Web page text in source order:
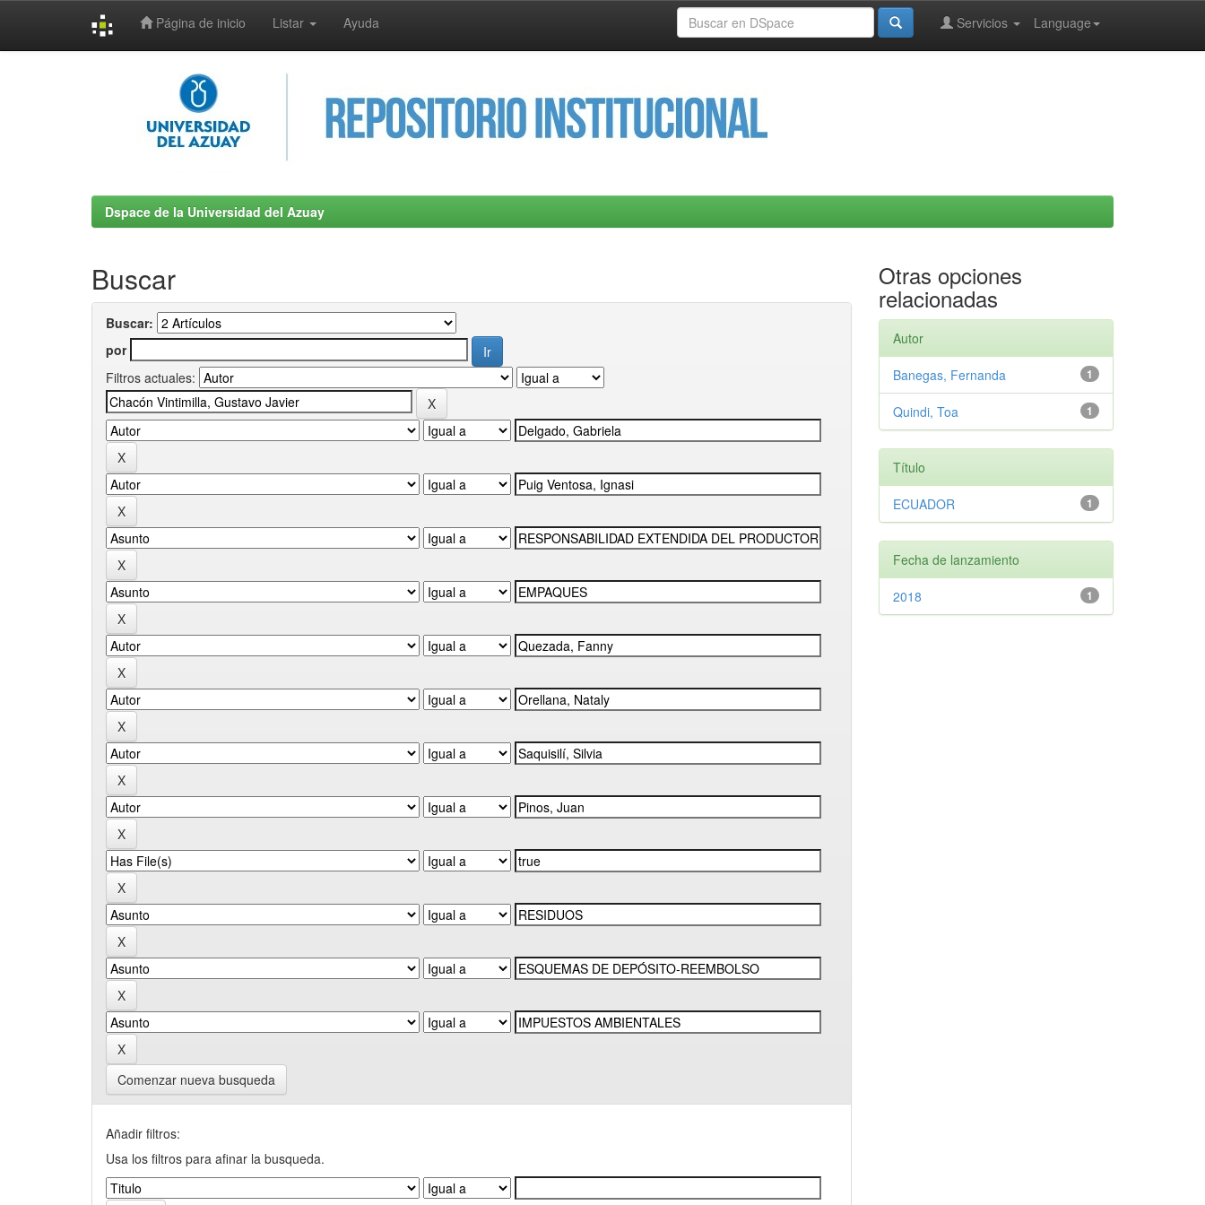
Página de inicio Listar Ayuda Language
Servicios
Dspace de la Universidad del Azuay
Buscar
Buscar:
por
Filtros actuales:
Comenzar nueva busqueda
Añadir filtros:
Usa los filtros para afinar la busqueda.
Otras opciones
relacionadas
Autor
1
Banegas, Fernanda
1
Quindi, Toa
Título
1
ECUADOR
Fecha de lanzamiento
1
2018